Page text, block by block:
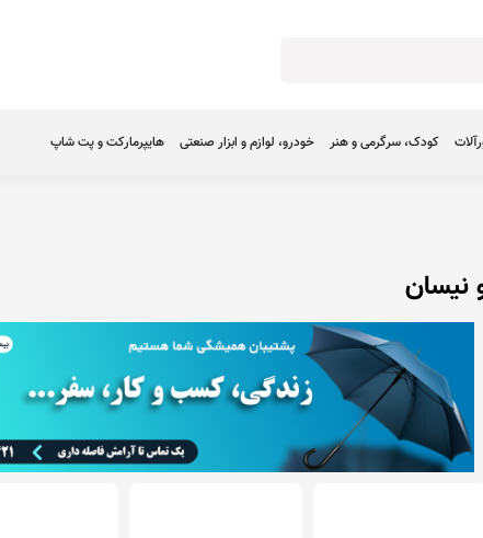
کودک، سرگرمی و هنر خودرو، لوازم و ابزار صنعتی هایپرمارکت و پت شاپ
نيسان